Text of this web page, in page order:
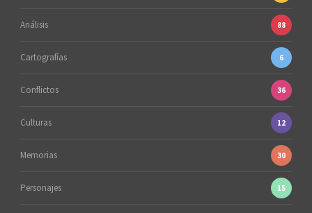
Análisis 88
Cartografías 6
Conflictos 36
Culturas 12
Memorias 30
Personajes 15